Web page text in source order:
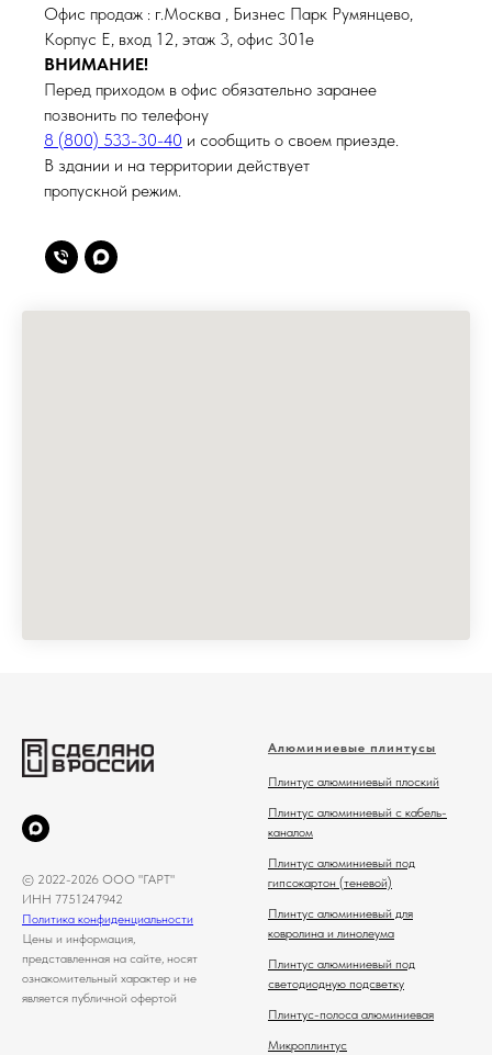
Офис продаж : г.Москва , Бизнес Парк Румянцево,
Корпус Е, вход 12, этаж 3, офис 301е
ВНИМАНИЕ!
Перед приходом в офис обязательно заранее
позвонить по телефону
8 (800) 533-30-40 и сообщить о своем приезде.
В здании и на территории действует
пропускной режим.
© 2022-2026 ООО "ГАРТ"
ИНН 7751247942
Политика конфиденциальности
Цены и информация,
представленная на сайте, носят
ознакомительный характер и не
является публичной офертой
Алюминиевые плинтусы
Плинтус алюминиевый плоский
Плинтус алюминиевый с кабель-
каналом
Плинтус алюминиевый под
гипсокартон (теневой)
Плинтус алюминиевый для
ковролина и линолеума
Плинтус алюминиевый под
светодиодную подсветку
Плинтус-полоса алюминиевая
Микроплинтус